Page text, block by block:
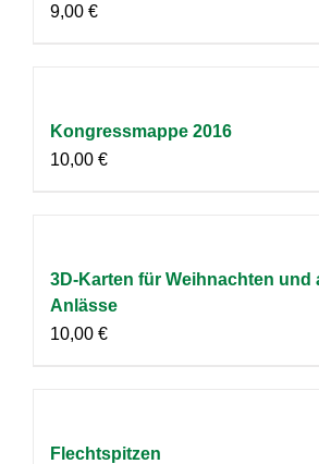
9,00 €
Kongressmappe 2016
10,00 €
3D-Karten für Weihnachten und
Anlässe
10,00 €
Flechtspitzen